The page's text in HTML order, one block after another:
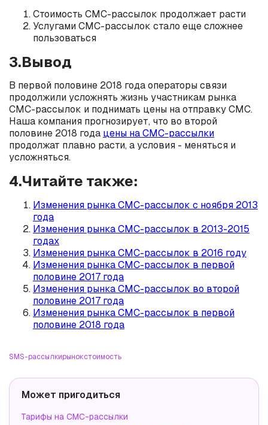
Стоимость СМС-рассылок продолжает расти
Услугами СМС-рассылок стало еще сложнее
пользоваться
3.Вывод
В первой половине 2018 года операторы связи
продолжили усложнять жизнь участникам рынка
СМС-рассылок и поднимать цены на отправку СМС.
Наша компания прогнозирует, что во второй
половине 2018 года цены на СМС-рассылки
продолжат плавно расти, а условия - меняться и
усложняться.
4.Читайте также:
Изменения рынка СМС-рассылок с ноября 2013
года
Изменения рынка СМС-рассылок в 2013-2015
годах
Изменения рынка СМС-рассылок в 2016 году
Изменения рынка СМС-рассылок в первой
половине 2017 года
Изменения рынка СМС-рассылок во второй
половине 2017 года
Изменения рынка СМС-рассылок в первой
половине 2018 года
SMS-рассылкирынокстоимость
Может пригодиться
Тарифы на СМС-рассылки